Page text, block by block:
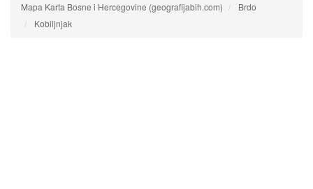
Mapa Karta Bosne i Hercegovine (geografijabih.com)
Brdo
Kobiljnjak